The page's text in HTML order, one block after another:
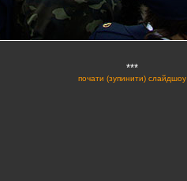
***
почати (зупинити) слайдшоу